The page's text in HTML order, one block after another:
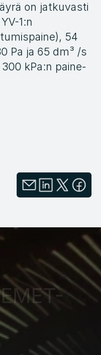
on jatkuvasti
1:n
54
Pa ja 65 dm³ /s
kPa:n paine-